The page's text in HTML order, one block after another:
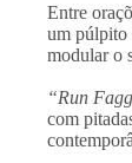
Entre
um púlpito
modular o
“Run
com